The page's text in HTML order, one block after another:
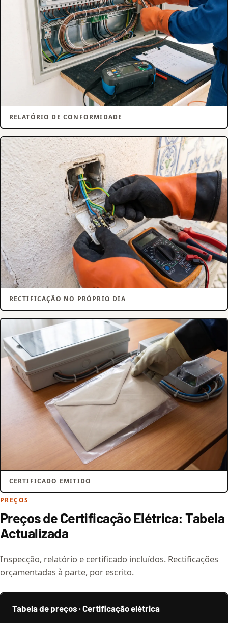
RELATÓRIO DE CONFORMIDADE
RECTIFICAÇÃO NO PRÓPRIO DIA
CERTIFICADO EMITIDO
PREÇOS
Preços de Certificação Elétrica: Tabela
Actualizada
Inspecção, relatório e certificado incluídos. Rectificações
orçamentadas à parte, por escrito.
Tabela de preços · Certificação elétrica